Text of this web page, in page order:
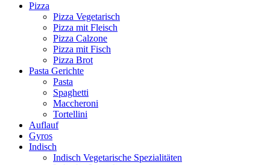
Pizza
Pizza Vegetarisch
Pizza mit Fleisch
Pizza Calzone
Pizza mit Fisch
Pizza Brot
Pasta Gerichte
Pasta
Spaghetti
Maccheroni
Tortellini
Auflauf
Gyros
Indisch
Indisch Vegetarische Spezialitäten